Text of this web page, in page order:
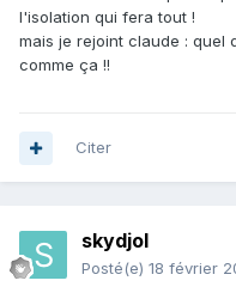
l'isolation qui fera tout !
mais je rejoint claude : quel
comme ça !!
Citer
skydjol
Posté(e) 18 février